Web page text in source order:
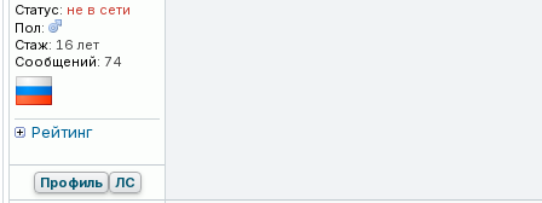
Статус: не в сети
Пол:
Стаж: 16 лет
Сообщений: 74
Рейтинг
Профиль ЛС